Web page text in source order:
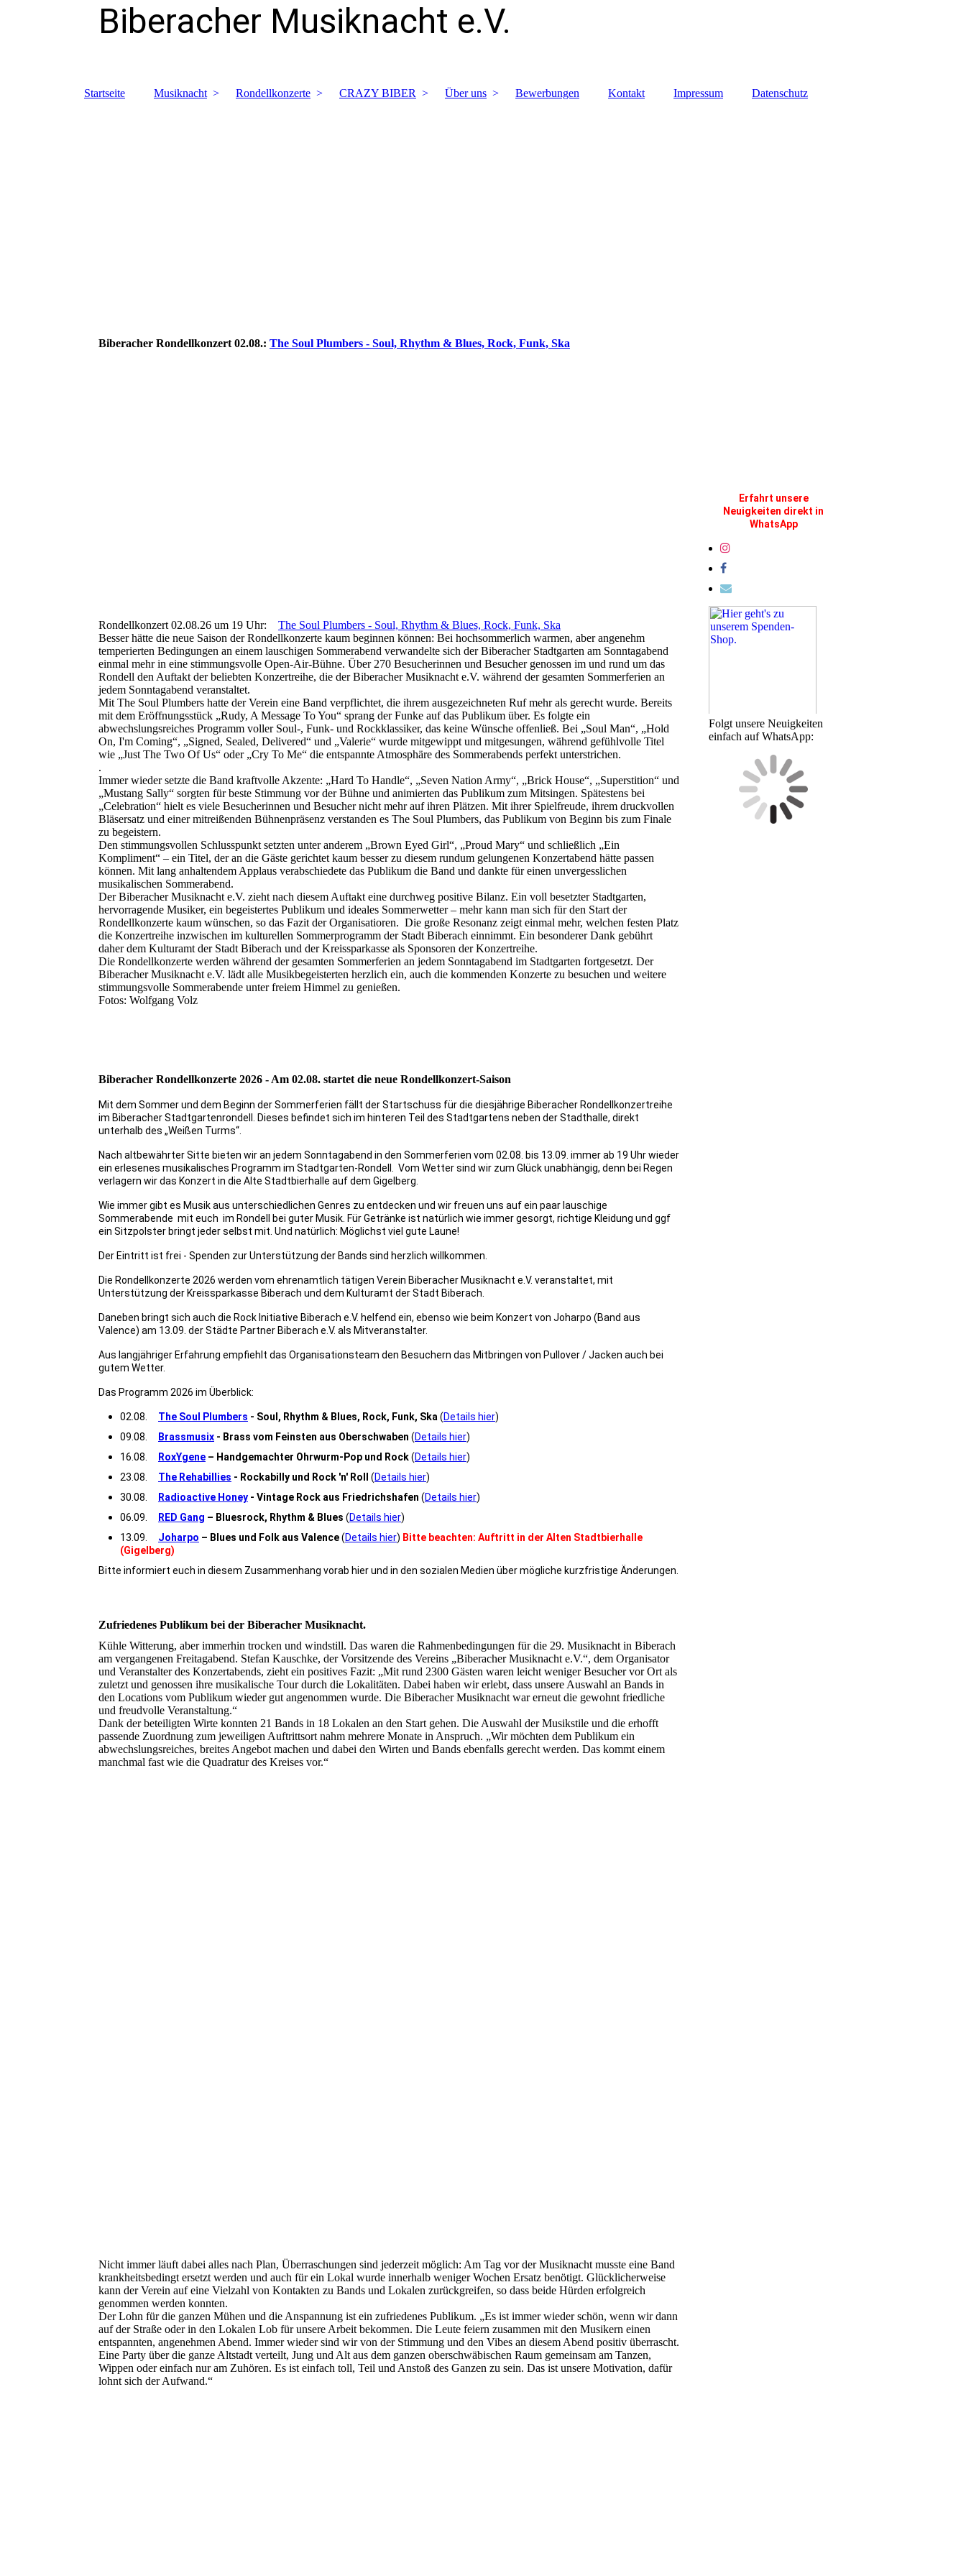
Biberacher Musiknacht e.V.
Startseite Musiknacht Rondellkonzerte CRAZY BIBER Über uns Bewerbungen Kontakt Impressum Datenschutz
Biberacher Rondellkonzert 02.08.: The Soul Plumbers - Soul, Rhythm & Blues, Rock, Funk, Ska
Rondellkonzert 02.08.26 um 19 Uhr: The Soul Plumbers - Soul, Rhythm & Blues, Rock, Funk, Ska
Besser hätte die neue Saison der Rondellkonzerte kaum beginnen können: Bei hochsommerlich warmen, aber angenehm
temperierten Bedingungen an einem lauschigen Sommerabend verwandelte sich der Biberacher Stadtgarten am Sonntagabend
einmal mehr in eine stimmungsvolle Open-Air-Bühne. Über 270 Besucherinnen und Besucher genossen im und rund um das
Rondell den Auftakt der beliebten Konzertreihe, die der Biberacher Musiknacht e.V. während der gesamten Sommerferien an
jedem Sonntagabend veranstaltet.
Mit The Soul Plumbers hatte der Verein eine Band verpflichtet, die ihrem ausgezeichneten Ruf mehr als gerecht wurde. Bereits
mit dem Eröffnungsstück „Rudy, A Message To You“ sprang der Funke auf das Publikum über. Es folgte ein
abwechslungsreiches Programm voller Soul-, Funk- und Rockklassiker, das keine Wünsche offenließ. Bei „Soul Man“, „Hold
On, I'm Coming“, „Signed, Sealed, Delivered“ und „Valerie“ wurde mitgewippt und mitgesungen, während gefühlvolle Titel
wie „Just The Two Of Us“ oder „Cry To Me“ die entspannte Atmosphäre des Sommerabends perfekt unterstrichen.
.
Immer wieder setzte die Band kraftvolle Akzente: „Hard To Handle“, „Seven Nation Army“, „Brick House“, „Superstition“ und
„Mustang Sally“ sorgten für beste Stimmung vor der Bühne und animierten das Publikum zum Mitsingen. Spätestens bei
„Celebration“ hielt es viele Besucherinnen und Besucher nicht mehr auf ihren Plätzen. Mit ihrer Spielfreude, ihrem druckvollen
Bläsersatz und einer mitreißenden Bühnenpräsenz verstanden es The Soul Plumbers, das Publikum von Beginn bis zum Finale
zu begeistern.
Den stimmungsvollen Schlusspunkt setzten unter anderem „Brown Eyed Girl“, „Proud Mary“ und schließlich „Ein
Kompliment“ – ein Titel, der an die Gäste gerichtet kaum besser zu diesem rundum gelungenen Konzertabend hätte passen
können. Mit lang anhaltendem Applaus verabschiedete das Publikum die Band und dankte für einen unvergesslichen
musikalischen Sommerabend.
Der Biberacher Musiknacht e.V. zieht nach diesem Auftakt eine durchweg positive Bilanz. Ein voll besetzter Stadtgarten,
hervorragende Musiker, ein begeistertes Publikum und ideales Sommerwetter – mehr kann man sich für den Start der
Rondellkonzerte kaum wünschen, so das Fazit der Organisatioren. Die große Resonanz zeigt einmal mehr, welchen festen Platz
die Konzertreihe inzwischen im kulturellen Sommerprogramm der Stadt Biberach einnimmt. Ein besonderer Dank gebührt
daher dem Kulturamt der Stadt Biberach und der Kreissparkasse als Sponsoren der Konzertreihe.
Die Rondellkonzerte werden während der gesamten Sommerferien an jedem Sonntagabend im Stadtgarten fortgesetzt. Der
Biberacher Musiknacht e.V. lädt alle Musikbegeisterten herzlich ein, auch die kommenden Konzerte zu besuchen und weitere
stimmungsvolle Sommerabende unter freiem Himmel zu genießen.
Fotos: Wolfgang Volz
Biberacher Rondellkonzerte 2026 - Am 02.08. startet die neue Rondellkonzert-Saison
Mit dem Sommer und dem Beginn der Sommerferien fällt der Startschuss für die diesjährige Biberacher Rondellkonzertreihe
im Biberacher Stadtgartenrondell. Dieses befindet sich im hinteren Teil des Stadtgartens neben der Stadthalle, direkt
unterhalb des „Weißen Turms“.
Nach altbewährter Sitte bieten wir an jedem Sonntagabend in den Sommerferien vom 02.08. bis 13.09. immer ab 19 Uhr wieder
ein erlesenes musikalisches Programm im Stadtgarten-Rondell. Vom Wetter sind wir zum Glück unabhängig, denn bei Regen
verlagern wir das Konzert in die Alte Stadtbierhalle auf dem Gigelberg.
Wie immer gibt es Musik aus unterschiedlichen Genres zu entdecken und wir freuen uns auf ein paar lauschige
Sommerabende mit euch im Rondell bei guter Musik. Für Getränke ist natürlich wie immer gesorgt, richtige Kleidung und ggf
ein Sitzpolster bringt jeder selbst mit. Und natürlich: Möglichst viel gute Laune!
Der Eintritt ist frei - Spenden zur Unterstützung der Bands sind herzlich willkommen.
Die Rondellkonzerte 2026 werden vom ehrenamtlich tätigen Verein Biberacher Musiknacht e.V. veranstaltet, mit
Unterstützung der Kreissparkasse Biberach und dem Kulturamt der Stadt Biberach.
Daneben bringt sich auch die Rock Initiative Biberach e.V. helfend ein, ebenso wie beim Konzert von Joharpo (Band aus
Valence) am 13.09. der Städte Partner Biberach e.V. als Mitveranstalter.
Aus langjähriger Erfahrung empfiehlt das Organisationsteam den Besuchern das Mitbringen von Pullover / Jacken auch bei
gutem Wetter.
Das Programm 2026 im Überblick:
02.08. The Soul Plumbers - Soul, Rhythm & Blues, Rock, Funk, Ska (Details hier)
09.08.
Brassmusix - Brass vom Feinsten aus Oberschwaben (Details hier)
16.08.
RoxYgene – Handgemachter Ohrwurm-Pop und Rock(Details hier)
23.08. The Rehabillies - Rockabilly und Rock 'n' Roll (Details hier)
30.08.
Radioactive Honey - Vintage Rock aus Friedrichshafen (Details hier)
06.09.
RED Gang – Bluesrock, Rhythm & Blues (Details hier)
13.09. Joharpo – Blues und Folk aus Valence(Details hier) Bitte beachten: Auftritt in der Alten Stadtbierhalle
(Gigelberg)
Bitte informiert euch in diesem Zusammenhang vorab hier und in den sozialen Medien über mögliche kurzfristige Änderungen.
Zufriedenes Publikum bei der Biberacher Musiknacht.
Kühle Witterung, aber immerhin trocken und windstill. Das waren die Rahmenbedingungen für die 29. Musiknacht in Biberach
am vergangenen Freitagabend. Stefan Kauschke, der Vorsitzende des Vereins „Biberacher Musiknacht e.V.“, dem Organisator
und Veranstalter des Konzertabends, zieht ein positives Fazit: „Mit rund 2300 Gästen waren leicht weniger Besucher vor Ort als
zuletzt und genossen ihre musikalische Tour durch die Lokalitäten. Dabei haben wir erlebt, dass unsere Auswahl an Bands in
den Locations vom Publikum wieder gut angenommen wurde. Die Biberacher Musiknacht war erneut die gewohnt friedliche
und freudvolle Veranstaltung.“
Dank der beteiligten Wirte konnten 21 Bands in 18 Lokalen an den Start gehen. Die Auswahl der Musikstile und die erhofft
passende Zuordnung zum jeweiligen Auftrittsort nahm mehrere Monate in Anspruch. „Wir möchten dem Publikum ein
abwechslungsreiches, breites Angebot machen und dabei den Wirten und Bands ebenfalls gerecht werden. Das kommt einem
manchmal fast wie die Quadratur des Kreises vor.“
Nicht immer läuft dabei alles nach Plan, Überraschungen sind jederzeit möglich: Am Tag vor der Musiknacht musste eine Band
krankheitsbedingt ersetzt werden und auch für ein Lokal wurde innerhalb weniger Wochen Ersatz benötigt. Glücklicherweise
kann der Verein auf eine Vielzahl von Kontakten zu Bands und Lokalen zurückgreifen, so dass beide Hürden erfolgreich
genommen werden konnten.
Der Lohn für die ganzen Mühen und die Anspannung ist ein zufriedenes Publikum. „Es ist immer wieder schön, wenn wir dann
auf der Straße oder in den Lokalen Lob für unsere Arbeit bekommen. Die Leute feiern zusammen mit den Musikern einen
entspannten, angenehmen Abend. Immer wieder sind wir von der Stimmung und den Vibes an diesem Abend positiv überrascht.
Eine Party über die ganze Altstadt verteilt, Jung und Alt aus dem ganzen oberschwäbischen Raum gemeinsam am Tanzen,
Wippen oder einfach nur am Zuhören. Es ist einfach toll, Teil und Anstoß des Ganzen zu sein. Das ist unsere Motivation, dafür
lohnt sich der Aufwand.“
Erfahrt unsere
Neuigkeiten direkt in
WhatsApp
Folgt unsere Neuigkeiten
einfach auf WhatsApp: